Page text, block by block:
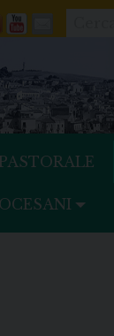
Youtube
Mail